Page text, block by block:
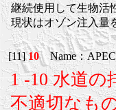
継続使用して生物活
現状はオゾン注入量
[11]10Name：APEC
1 -10 水道の
不適切なも